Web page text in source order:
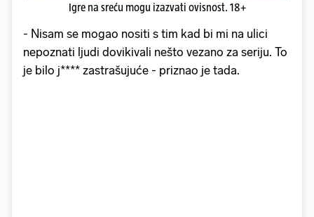
Igre na sreću mogu izazvati ovisnost. 18+
- Nisam se mogao nositi s tim kad bi mi na ulici
nepoznati ljudi dovikivali nešto vezano za seriju. To
je bilo j**** zastrašujuće - priznao je tada.